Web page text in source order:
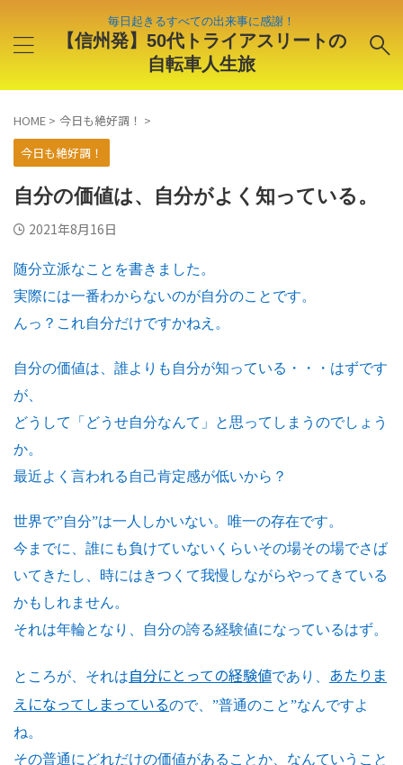
毎日起きるすべての出来事に感謝！
【信州発】50代トライアスリートの
自転車人生旅
HOME > 今日も絶好調！ >
今日も絶好調！
自分の価値は、自分がよく知っている。
2021年8月16日
随分立派なことを書きました。
実際には一番わからないのが自分のことです。
んっ？これ自分だけですかねえ。
自分の価値は、誰よりも自分が知っている・・・はずです
が、
どうして「どうせ自分なんて」と思ってしまうのでしょう
か。
最近よく言われる自己肯定感が低いから？
世界で”自分”は一人しかいない。唯一の存在です。
今までに、誰にも負けていないくらいその場その場でさば
いてきたし、時にはきつくて我慢しながらやってきている
かもしれません。
それは年輪となり、自分の誇る経験値になっているはず。
ところが、それは自分にとっての経験値であり、 あたりま
えになってしまっているので、”普通のこと”なんですよ
ね。
その普通にどれだけの価値があることか、なんていうこと